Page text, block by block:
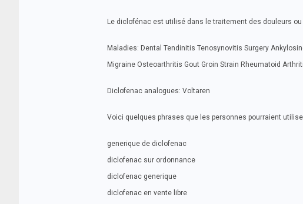
Le diclofénac est utilisé dans le traitement des douleurs
Maladies: Dental Tendinitis Tenosynovitis Surgery
Migraine Osteoarthritis Gout Groin Strain Rheumatoid
Diclofenac analogues: Voltaren
Voici quelques phrases que les personnes pourraient
generique de diclofenac
diclofenac sur ordonnance
diclofenac generique
diclofenac en vente libre